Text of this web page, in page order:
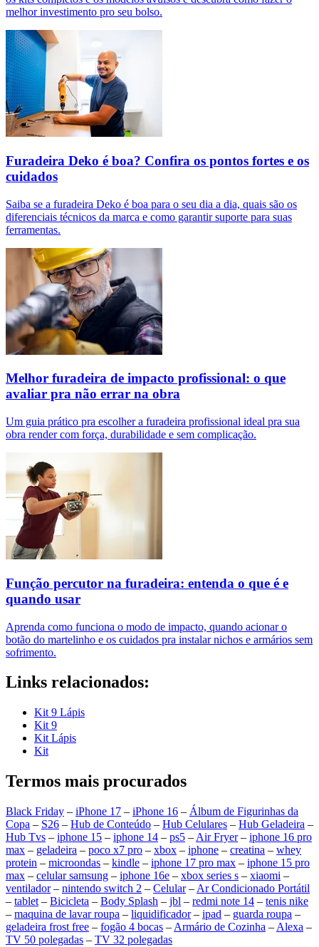
melhor investimento pro seu bolso.
Furadeira Deko é boa? Confira os pontos fortes e os
cuidados
Saiba se a furadeira Deko é boa para o seu dia a dia, quais são os
diferenciais técnicos da marca e como garantir suporte para suas
ferramentas.
Melhor furadeira de impacto profissional: o que
avaliar pra não errar na obra
Um guia prático pra escolher a furadeira profissional ideal pra sua
obra render com força, durabilidade e sem complicação.
Função percutor na furadeira: entenda o que é e
quando usar
Aprenda como funciona o modo de impacto, quando acionar o
botão do martelinho e os cuidados pra instalar nichos e armários sem
sofrimento.
Links relacionados:
Kit 9 Lápis
Kit 9
Kit Lápis
Kit
Termos mais procurados
Black Friday – iPhone 17 – iPhone 16 – Álbum de Figurinhas da
Copa – S26 – Hub de Conteúdo – Hub Celulares – Hub Geladeira –
Hub Tvs – iphone 15 – iphone 14 – ps5 – Air Fryer– iphone 16 pro
max – geladeira – poco x7 pro – xbox – iphone – creatina – whey
protein – microondas – kindle – iphone 17 pro max – iphone 15 pro
max – celular samsung – iphone 16e – xbox series s – xiaomi –
ventilador– nintendo switch 2 – Celular– Ar Condicionado Portátil
– tablet – Bicicleta – Body Splash – jbl – redmi note 14 – tenis nike
– maquina de lavar roupa – liquidificador– ipad – guarda roupa –
geladeira frost free – fogão 4 bocas – Armário de Cozinha – Alexa –
TV 50 polegadas – TV 32 polegadas